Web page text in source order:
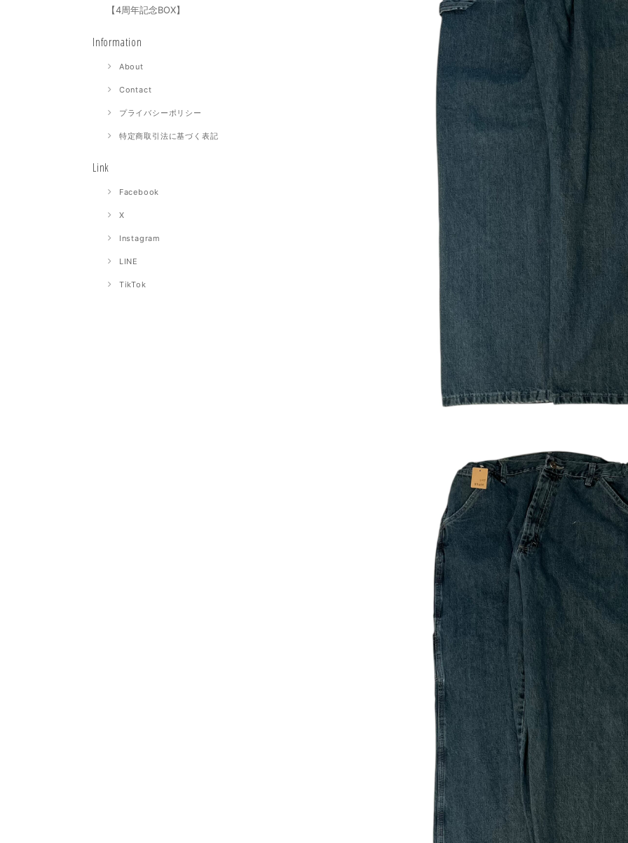
【4周年記念BOX】
Information
About
Contact
プライバシーポリシー
特定商取引法に基づく表記
Link
Facebook
X
Instagram
LINE
TikTok